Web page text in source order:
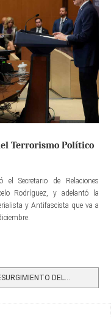
Terrorismo Político
Secretario de Relaciones
Rodríguez, y adelantó la
y Antifascista que va a
DEL...